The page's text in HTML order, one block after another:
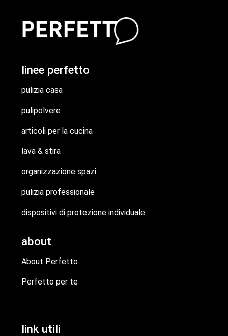
linee perfetto
pulizia casa
pulipolvere
articoli per la cucina
lava & stira
organizzazione spazi
pulizia professionale
dispositivi di protezione individuale
about
About Perfetto
Perfetto per te
link utili